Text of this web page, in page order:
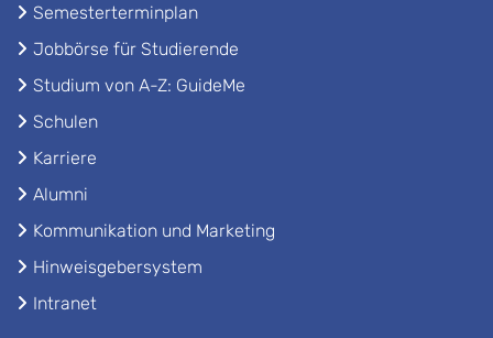
Semesterterminplan
Jobbörse für Studierende
Studium von A-Z: GuideMe
Schulen
Karriere
Alumni
Kommunikation und Marketing
Hinweisgebersystem
Intranet